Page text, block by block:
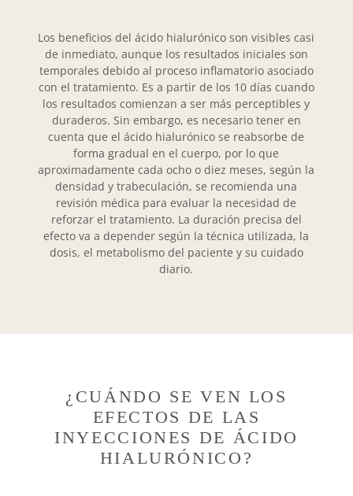
Los beneficios del ácido hialurónico son visibles casi
de inmediato, aunque los resultados iniciales son
temporales debido al proceso inflamatorio asociado
con el tratamiento. Es a partir de los 10 días cuando
los resultados comienzan a ser más perceptibles y
duraderos. Sin embargo, es necesario tener en
cuenta que el ácido hialurónico se reabsorbe de
forma gradual en el cuerpo, por lo que
aproximadamente cada ocho o diez meses, según la
densidad y trabeculación,se recomienda una
revisión médica para evaluar la necesidad de
reforzar el tratamiento. La duración precisa del
efecto va a depender según la técnica utilizada, la
dosis, el metabolismo del paciente y su cuidado
diario.
¿CUÁNDO SE VEN LOS
EFECTOS DE LAS
INYECCIONES DE ÁCIDO
HIALURÓNICO?